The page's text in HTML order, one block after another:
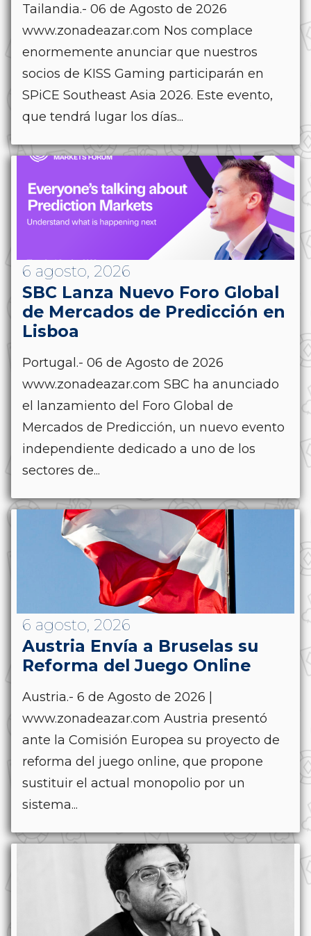
Tailandia.- 06 de Agosto de 2026
www.zonadeazar.com Nos complace
enormemente anunciar que nuestros
socios de KISS Gaming participarán en
SPiCE Southeast Asia 2026. Este evento,
que tendrá lugar los días...
6 agosto, 2026
SBC Lanza Nuevo Foro Global
de Mercados de Predicción en
Lisboa
Portugal.- 06 de Agosto de 2026
www.zonadeazar.com SBC ha anunciado
el lanzamiento del Foro Global de
Mercados de Predicción, un nuevo evento
independiente dedicado a uno de los
sectores de...
6 agosto, 2026
Austria Envía a Bruselas su
Reforma del Juego Online
Austria.- 6 de Agosto de 2026 |
www.zonadeazar.com Austria presentó
ante la Comisión Europea su proyecto de
reforma del juego online, que propone
sustituir el actual monopolio por un
sistema...